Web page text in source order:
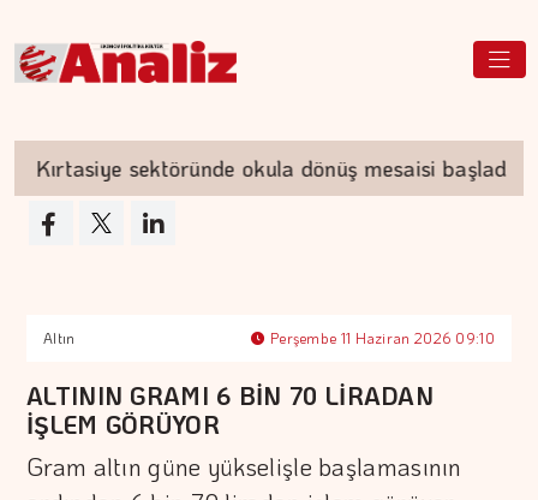
sektöründe okula dönüş mesaisi başladı
Altın Perşembe 11 Haziran 2026 09:10
ALTININ GRAMI 6 BİN 70 LİRADAN
İŞLEM GÖRÜYOR
Gram altın güne yükselişle başlamasının